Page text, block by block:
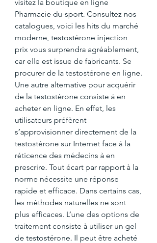
visitez la boutique en ligne
Pharmacie du-sport. Consultez nos
catalogues, voici les hits du marché
moderne, testostérone injection
prix vous surprendra agréablement,
car elle est issue de fabricants. Se
procurer de la testostérone en ligne.
Une autre alternative pour acquérir
de la testostérone consiste à en
acheter en ligne. En effet, les
utilisateurs préfèrent
s’approvisionner directement de la
testostérone sur Internet face à la
réticence des médecins à en
prescrire. Tout écart par rapport à la
norme nécessite une réponse
rapide et efficace. Dans certains cas,
les méthodes naturelles ne sont
plus efficaces. L’une des options de
traitement consiste à utiliser un gel
de testostérone. Il peut être acheté